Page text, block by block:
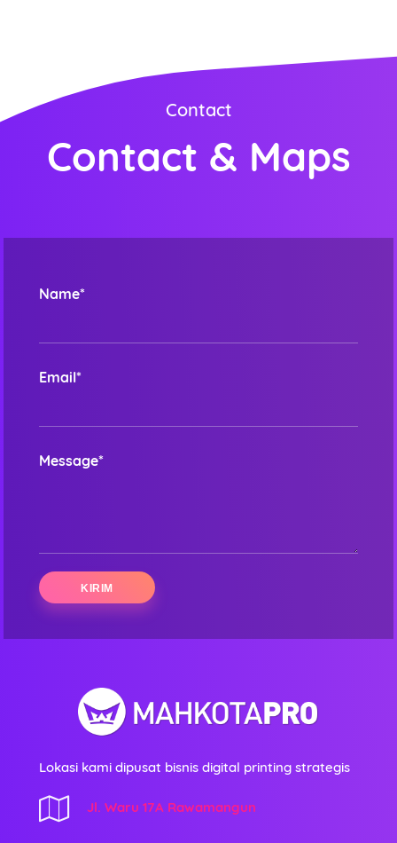
Contact
Contact & Maps
Name*
Email*
Message*
Lokasi kami dipusat bisnis digital printing strategis
Jl. Waru 17A Rawamangun